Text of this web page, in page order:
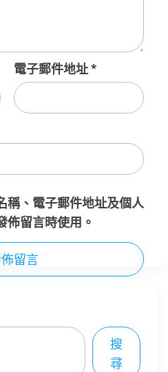
電子郵件地址*
稱、電子郵件地址及個人
佈留言時使用。
搜
尋